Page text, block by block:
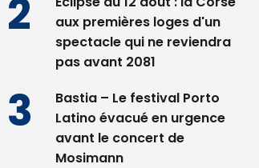
aux premières loges d'un
spectacle qui ne reviendra
pas avant 2081
Bastia – Le festival Porto
Latino évacué en urgence
avant le concert de
Mosimann